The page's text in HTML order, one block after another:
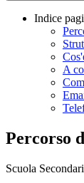
Indice
A
Percorso
Scuola